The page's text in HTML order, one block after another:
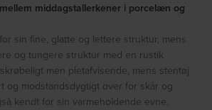
middagstallerkener i porcelæn og
sin fine, glatte og lettere struktur, mens
og tungere struktur med en rustik
men pletafvisende, mens stentøj
og modstandsdygtigt over for skår og
kendt for sin varmeholdende evne.